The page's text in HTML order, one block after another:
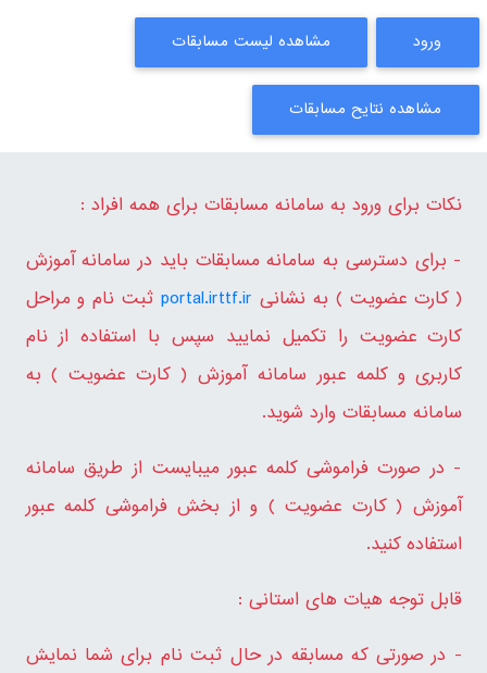
ورود مشاهده لیست مسابقات
مشاهده نتایح مسابقات
نکات برای ورود به سامانه مسابقات برای همه افراد :
- برای دسترسی به سامانه مسابقات باید در سامانه آموزش
( کارت عضویت ) به نشانی portal.irttf.irثبت نام و مراحل
کارت عضویت را تکمیل نمایید سپس با استفاده از نام
کاربری و کلمه عبور سامانه آموزش ( کارت عضویت ) به
سامانه مسابقات وارد شوید.
- در صورت فراموشی کلمه عبور میبایست از طریق سامانه
آموزش ( کارت عضویت ) و از بخش فراموشی کلمه عبور
استفاده کنید.
قابل توجه هیات های استانی :
- در صورتی که مسابقه در حال ثبت نام برای شما نمایش